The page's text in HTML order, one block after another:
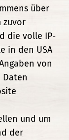
über
zuvor
die volle IP-
in den USA
von
Daten
und um
der